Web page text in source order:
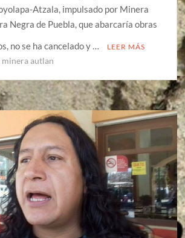
Atzala, impulsado por Minera
Negra de Puebla, que abarcaría obras
no se ha cancelado y …
LEER MÁS
minera autlan